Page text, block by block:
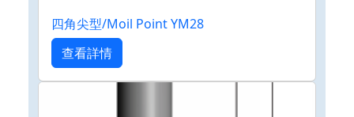
四角尖型/Moil Point YM28
查看詳情